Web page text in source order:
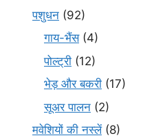
पशुधन (92)
गाय-भैंस(4)
पोल्ट्री (12)
भेड़ और बकरी (17)
सूअर पालन (2)
मवेशियों की नस्लें(8)